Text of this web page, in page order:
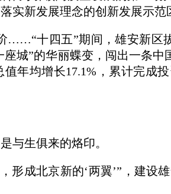
实新发展理念的创新发展示范
……“十四五”期间，雄安新区
城”的华丽蝶变，闯出一条中
年均增长17.1%，累计完成
与生俱来的烙印。
形成北京新的‘两翼’”，建设